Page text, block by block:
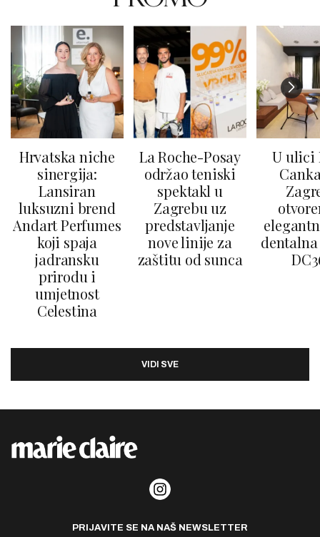
Hrvatska niche
sinergija:
Lansiran
luksuzni brend
Andart Perfumes
koji spaja
jadransku
prirodu i
umjetnost
Celestina
La Roche-Posay
održao teniski
spektakl u
Zagrebu uz
predstavljanje
nove linije za
zaštitu od sunca
U ulici
VIDI SVE
PRIJAVITE SE NA NAŠ NEWSLETTER